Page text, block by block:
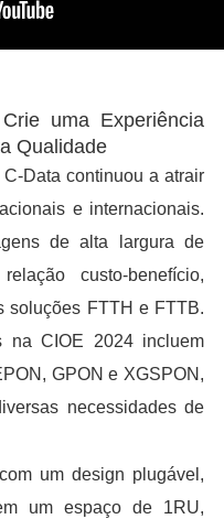
uma Experiência
Qualidade
Data continuou a atrair
e internacionais.
de alta largura de
custo-benefício,
soluções FTTH e FTTB.
na CIOE 2024 incluem
GPON e XGSPON,
necessidades de
com um design plugável,
um espaço de 1RU,